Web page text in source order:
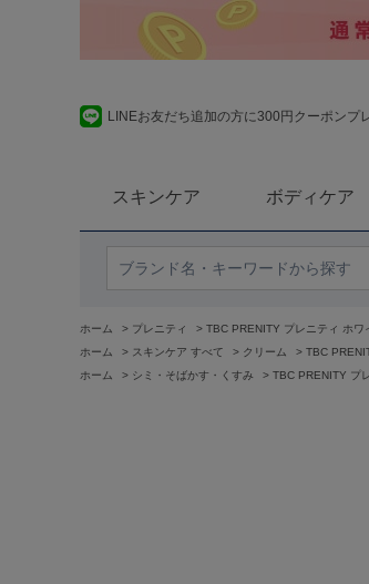
LINEお友だち追加の方に300円クーポンプ
スキンケア ボディケア
ホーム > プレニティ > TBC PRENITY プレニティ ホワ
ホーム
> スキンケア すべて > クリーム > TBC
ホーム
> シミ・そばかす・くすみ > TBC PRENITY プ